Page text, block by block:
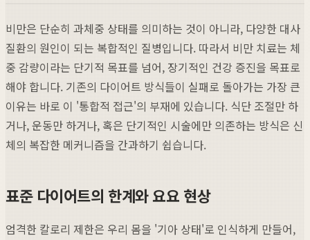
비만은 단순히 과체중 상태를 의미하는 것이 아니라, 다양한 대사
질환의 원인이 되는 복합적인 질병입니다. 따라서 비만 치료는 체
중 감량이라는 단기적 목표를 넘어, 장기적인 건강 증진을 목표로
해야 합니다. 기존의 다이어트 방식들이 실패로 돌아가는 가장 큰
이유는 바로 이 '통합적 접근'의 부재에 있습니다. 식단 조절만 하
거나, 운동만 하거나, 혹은 단기적인 시술에만 의존하는 방식은 신
체의 복잡한 메커니즘을 간과하기 쉽습니다.
표준 다이어트의 한계와 요요 현상
엄격한 칼로리 제한은 우리 몸을 '기아 상태'로 인식하게 만들어,